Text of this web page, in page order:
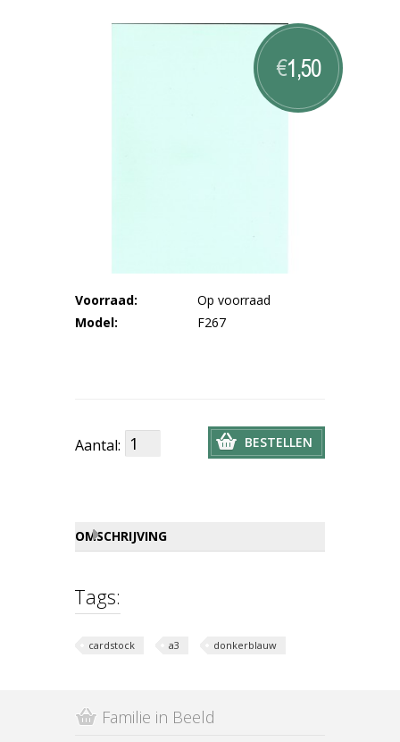
€1,50
Voorraad:
Op voorraad
Model:
F267
Aantal: BESTELLEN
OMSCHRIJVING
Tags:
cardstock a3 donkerblauw
Familie in Beeld